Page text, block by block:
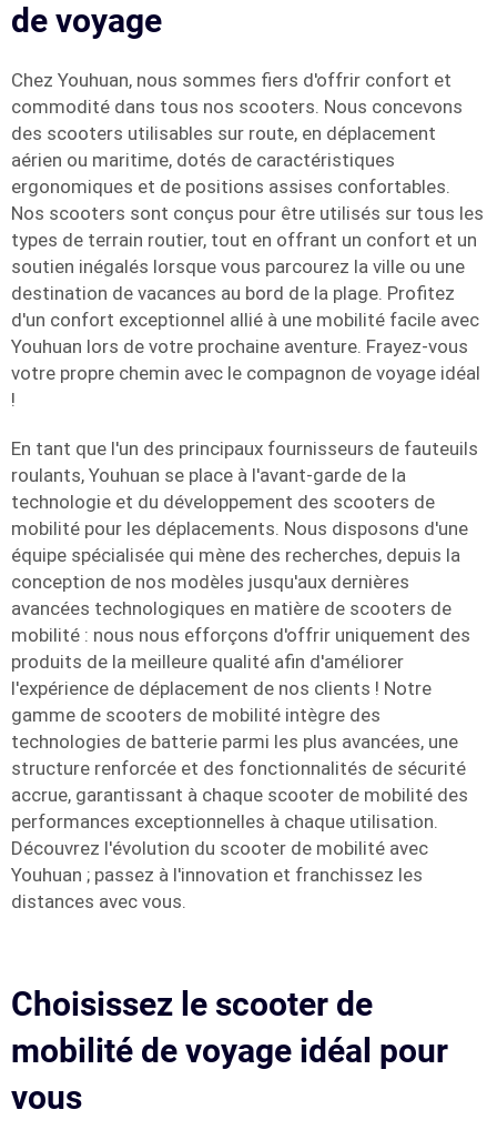
de voyage
Chez Youhuan, nous sommes fiers d'offrir confort et
commodité dans tous nos scooters. Nous concevons
des scooters utilisables sur route, en déplacement
aérien ou maritime, dotés de caractéristiques
ergonomiques et de positions assises confortables.
Nos scooters sont conçus pour être utilisés sur tous les
types de terrain routier, tout en offrant un confort et un
soutien inégalés lorsque vous parcourez la ville ou une
destination de vacances au bord de la plage. Profitez
d'un confort exceptionnel allié à une mobilité facile avec
Youhuan lors de votre prochaine aventure. Frayez-vous
votre propre chemin avec le compagnon de voyage idéal
!
En tant que l'un des principaux fournisseurs de fauteuils
roulants, Youhuan se place à l'avant-garde de la
technologie et du développement des scooters de
mobilité pour les déplacements. Nous disposons d'une
équipe spécialisée qui mène des recherches, depuis la
conception de nos modèles jusqu'aux dernières
avancées technologiques en matière de scooters de
mobilité : nous nous efforçons d'offrir uniquement des
produits de la meilleure qualité afin d'améliorer
l'expérience de déplacement de nos clients ! Notre
gamme de scooters de mobilité intègre des
technologies de batterie parmi les plus avancées, une
structure renforcée et des fonctionnalités de sécurité
accrue, garantissant à chaque scooter de mobilité des
performances exceptionnelles à chaque utilisation.
Découvrez l'évolution du scooter de mobilité avec
Youhuan ; passez à l'innovation et franchissez les
distances avec vous.
Choisissez le scooter de
mobilité de voyage idéal pour
vous